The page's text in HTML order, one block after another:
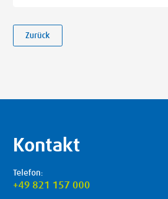
Zurück
Kontakt
Telefon:
+49 821 157 000